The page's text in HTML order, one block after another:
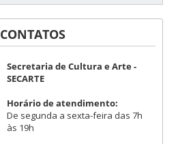
CONTATOS
Secretaria de Cultura e Arte -
SECARTE
Horário de atendimento:
De segunda a sexta-feira das 7h
às 19h